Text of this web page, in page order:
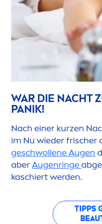
WAR DIE NACHT
PANIK!
Nach einer kurzen
im Nu wieder frischer
geschwollene Augen
aberAugenringe
kaschiert werden.
TIPPS